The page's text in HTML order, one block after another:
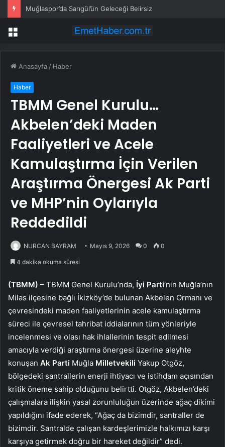
Muğlaspor’da Sarıgül’ün Geleceği Belirsiz
Menü
Anasayfa / Haber
Haber
TBMM Genel Kurulu…
Akbelen’deki Maden
Faaliyetleri ve Acele
Kamulaştırma İçin Verilen
Araştırma Önergesi Ak Parti
ve MHP’nin Oylarıyla
Reddedildi
NURCAN BAYRAM Mayıs 9, 2026 0 0
4 dakika okuma süresi
(TBMM) – TBMM Genel Kurulu’nda, İyi Parti‘nin Muğla’nın
Milas ilçesine bağlı İkizköy’de bulunan Akbelen Ormanı ve
çevresindeki maden faaliyetlerinin acele kamulaştırma
süreci ile çevresel tahribat iddialarının tüm yönleriyle
incelenmesi ve olası hak ihlallerinin tespit edilmesi
amacıyla verdiği araştırma önergesi üzerine aleyhte
konuşan Ak Parti Muğla Milletvekili Yakup Otgöz,
bölgedeki santrallerin enerji ihtiyacı ve istihdam açısından
kritik öneme sahip olduğunu belirtti. Otgöz, Akbelen’deki
çalışmalara ilişkin yasal zorunluluğun üzerinde ağaç dikimi
yapıldığını ifade ederek, “Ağaç da bizimdir, santraller de
bizimdir. Santralde çalışan kardeşlerimizle halkımızı karşı
karşıya getirmek doğru bir hareket değildir” dedi.